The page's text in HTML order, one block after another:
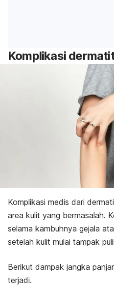
Komplikasi
Komplikasi medis dari
area kulit yang bermasalah.
selama kambuhnya gejala
setelah kulit mulai tampak
Berikut dampak jangka
terjadi.